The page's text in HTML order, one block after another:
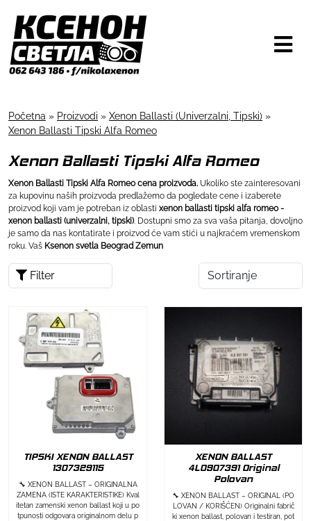
Početna » Proizvodi » Xenon Ballasti (Univerzalni, Tipski) »
Xenon Ballasti Tipski Alfa Romeo
Xenon Ballasti Tipski Alfa Romeo
Xenon Ballasti Tipski Alfa Romeo cena proizvoda. Ukoliko ste zainteresovani
za kupovinu naših proizvoda predlažemo da pogledate cene i izaberete
proizvod koji vam je potreban iz oblasti xenon ballasti tipski alfa romeo -
xenon ballasti (univerzalni, tipski). Dostupni smo za sva vaša pitanja, dovoljno
je samo da nas kontatirate i proizvod će vam stići u najkraćem vremenskom
roku. Vaš Ksenon svetla Beograd Zemun
Filter
TIPSKI XENON BALLAST
1307329115
🔧 XENON BALLAST – ORIGINALNA
ZAMENA (ISTE KARAKTERISTIKE) Kval
itetan zamenski xenon ballast koji u po
tpunosti odgovara originalnom delu p
XENON BALLAST
4L0907391 Original
Polovan
🔧 XENON BALLAST – ORIGINAL (PO
LOVAN / KORIŠĆEN) Originalni fabrič
ki xenon ballast, polovan i testiran, pot